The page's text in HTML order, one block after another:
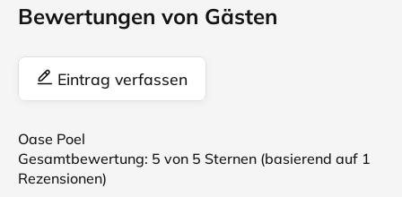
Bewertungen von Gästen
Eintrag verfassen
Oase Poel
Gesamtbewertung: 5 von 5 Sternen (basierend auf 1
Rezensionen)